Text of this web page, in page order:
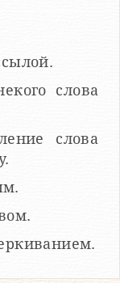
слова
слова